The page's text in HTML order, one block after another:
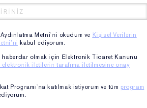
ile 72-saat nemlendirme.
söyledi.
ve ışıltılı göründüğünü
Metni’ni okudum ve Kişisel Verilerin
kabul ediyorum.
olmak için Elektronik Ticaret Kanunu
iletilerin tarafıma iletilmesine onay
Programı’na katılmak istiyorum ve tüm program